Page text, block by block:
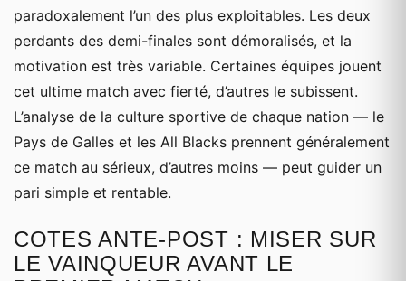
paradoxalement l’un des plus exploitables. Les deux
perdants des demi-finales sont démoralisés, et la
motivation est très variable. Certaines équipes jouent
cet ultime match avec fierté, d’autres le subissent.
L’analyse de la culture sportive de chaque nation — le
Pays de Galles et les All Blacks prennent généralement
ce match au sérieux, d’autres moins — peut guider un
pari simple et rentable.
COTES ANTE-POST : MISER SUR
LE VAINQUEUR AVANT LE